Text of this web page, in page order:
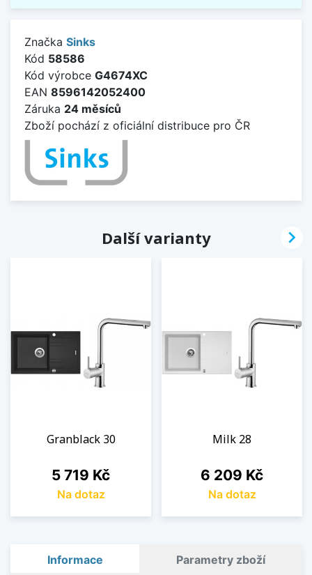
Značka Sinks
Kód 58586
Kód výrobce G4674XC
EAN 8596142052400
Záruka 24 měsíců
Zboží pochází z oficiální distribuce pro ČR
Další varianty
Granblack 30
Cena
5 719 Kč
Na dotaz
Milk 28
Cena
6 209 Kč
Na dotaz

Informace Parametry zboží